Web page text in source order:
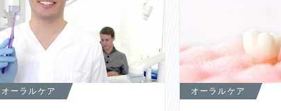
オーラルケア オーラルケア